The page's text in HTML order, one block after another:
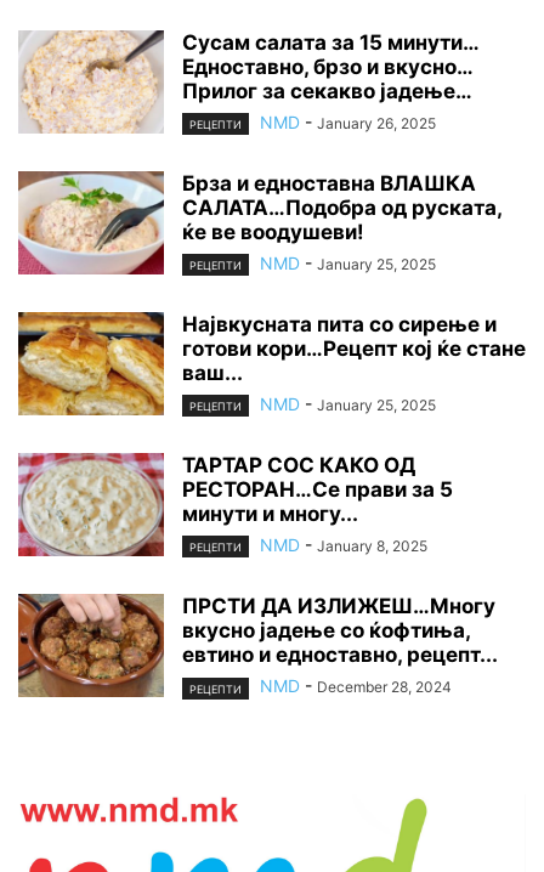
Сусам салата за 15 минути…
Едноставно, брзо и вкусно…
Прилог за секакво јадење…
РЕЦЕПТИ NMD - January 26, 2025
Брза и едноставна ВЛАШКА
САЛАТА…Подобра од руската,
ќе ве воодушеви!
РЕЦЕПТИ NMD - January 25, 2025
Највкусната пита со сирење и
готови кори…Рецепт кој ќе стане
ваш...
РЕЦЕПТИ NMD - January 25, 2025
ТАРТАР СОС КАКО ОД
РЕСТОРАН…Се прави за 5
минути и многу...
РЕЦЕПТИ NMD - January 8, 2025
ПРСТИ ДА ИЗЛИЖЕШ…Многу
вкусно јадење со ќофтиња,
евтино и едноставно, рецепт...
РЕЦЕПТИ NMD - December 28, 2024